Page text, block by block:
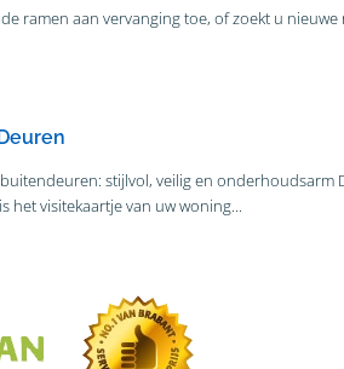
ramen aan vervanging toe, of zoekt u nieuwe
stijlvol, veilig en onderhoudsarm
het visitekaartje van uw woning...